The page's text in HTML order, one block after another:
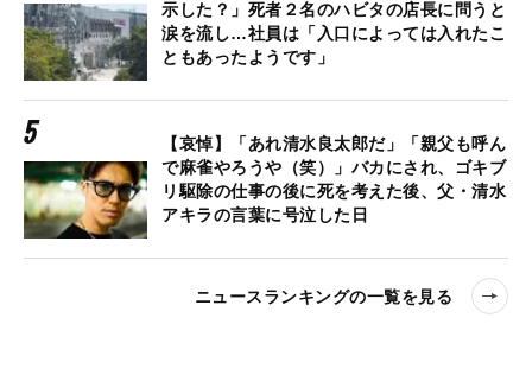
示した？」死者２名のハビタの店長に問うと
涙を流し…社員は「入口によっては入れたこ
ともあったようです」
【哀悼】「あれ清水良太郎だ」「親父も呼ん
で麻雀やろうや（笑）」バカにされ、ゴキブ
リ駆除の仕事の後に死を考えた後、父・清水
アキラの言葉に号泣した日
ニュースランキングの一覧を見る